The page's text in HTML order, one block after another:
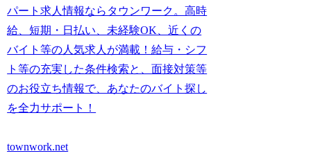
パート求人情報ならタウンワーク。高時
給、短期・日払い、未経験OK、近くの
バイト等の人気求人が満載！給与・シフ
ト等の充実した条件検索と、面接対策等
のお役立ち情報で、あなたのバイト探し
を全力サポート！
townwork.net